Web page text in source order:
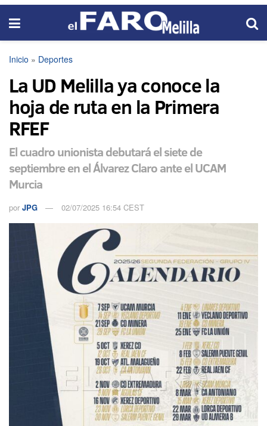
Inicio » Deportes
La UD Melilla ya conoce la
hoja de ruta en la Primera
RFEF
El cuadro unionista debutará el siete de
septiembre en el Álvarez Claro ante el UCAM
Murcia
por JPG 02/07/2025 16:54 CEST